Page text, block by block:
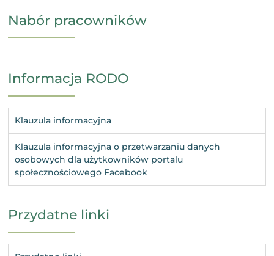
Nabór pracowników
Informacja RODO
Klauzula informacyjna
Klauzula informacyjna o przetwarzaniu danych
osobowych dla użytkowników portalu
społecznościowego Facebook
Przydatne linki